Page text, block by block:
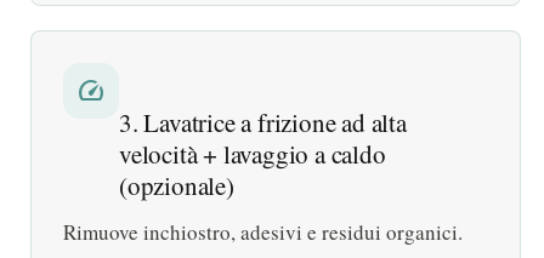
speed
3. Lavatrice a frizione ad alta
velocità + lavaggio a caldo
(opzionale)
Rimuove inchiostro, adesivi e residui organici.